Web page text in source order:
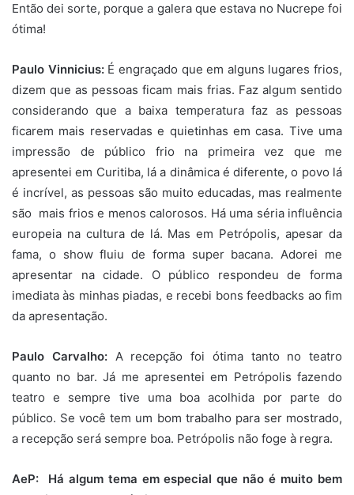
Então dei sorte, porque a galera que estava no Nucrepe foi
ótima!
Paulo Vinnicius:É engraçado que em alguns lugares frios,
dizem que as pessoas ficam mais frias. Faz algum sentido
considerando que a baixa temperatura faz as pessoas
ficarem mais reservadas e quietinhas em casa. Tive uma
impressão de público frio na primeira vez que me
apresentei em Curitiba, lá a dinâmica é diferente, o povo lá
é incrível, as pessoas são muito educadas, mas realmente
são mais frios e menos calorosos. Há uma séria influência
europeia na cultura de lá. Mas em Petrópolis, apesar da
fama, o show fluiu de forma super bacana. Adorei me
apresentar na cidade. O público respondeu de forma
imediata às minhas piadas, e recebi bons feedbacks ao fim
da apresentação.
Paulo Carvalho:A recepção foi ótima tanto no teatro
quanto no bar. Já me apresentei em Petrópolis fazendo
teatro e sempre tive uma boa acolhida por parte do
público. Se você tem um bom trabalho para ser mostrado,
a recepção será sempre boa. Petrópolis não foge à regra.
AeP: Há algum tema em especial que não é muito bem